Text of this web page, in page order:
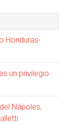
Honduras-
un privilegio
Nápoles,